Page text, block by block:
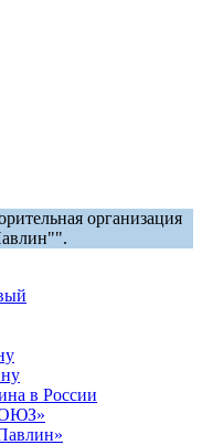
организация
в России